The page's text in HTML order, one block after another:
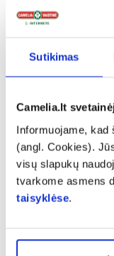
Sutikimas
Camelia.lt
Informuojame, kad
(angl. Cookies).
visų slapukų
tvarkome asmens
taisyklėse.
NORDICS dantų